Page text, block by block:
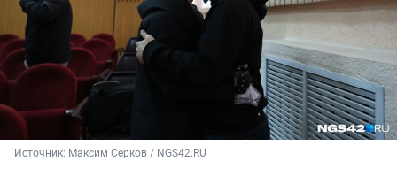
Источник: Максим Серков / NGS42.RU